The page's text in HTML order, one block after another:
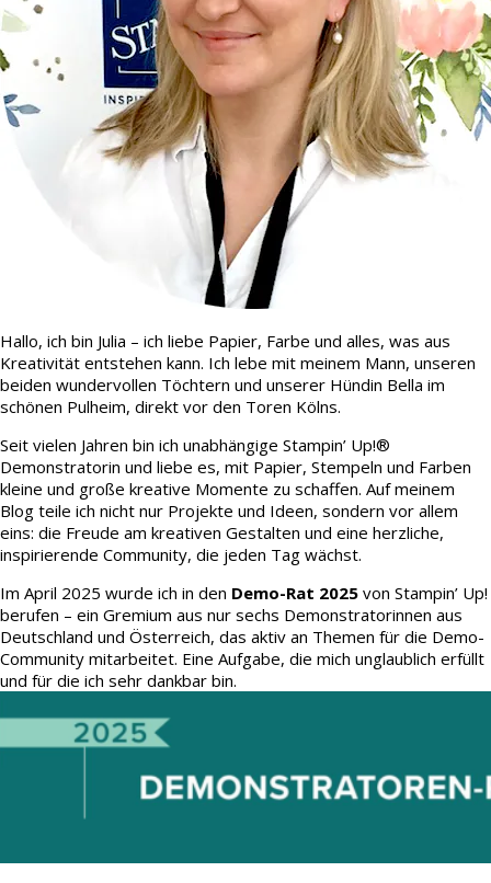
Hallo, ich bin Julia – ich liebe Papier, Farbe und alles, was aus
Kreativität entstehen kann. Ich lebe mit meinem Mann, unseren
beiden wundervollen Töchtern und unserer Hündin Bella im
schönen Pulheim, direkt vor den Toren Kölns.
Seit vielen Jahren bin ich unabhängige Stampin’ Up!®
Demonstratorin und liebe es, mit Papier, Stempeln und Farben
kleine und große kreative Momente zu schaffen. Auf meinem
Blog teile ich nicht nur Projekte und Ideen, sondern vor allem
eins: die Freude am kreativen Gestalten und eine herzliche,
inspirierende Community, die jeden Tag wächst.
Im April 2025 wurde ich in den Demo-Rat 2025 von Stampin’ Up!
berufen – ein Gremium aus nur sechs Demonstratorinnen aus
Deutschland und Österreich, das aktiv an Themen für die Demo-
Community mitarbeitet. Eine Aufgabe, die mich unglaublich erfüllt
und für die ich sehr dankbar bin.